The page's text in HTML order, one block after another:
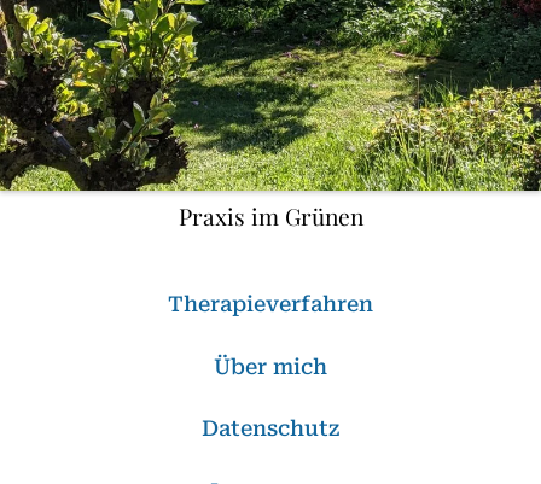
Praxis im Grünen
Therapieverfahren
Über mich
Datenschutz